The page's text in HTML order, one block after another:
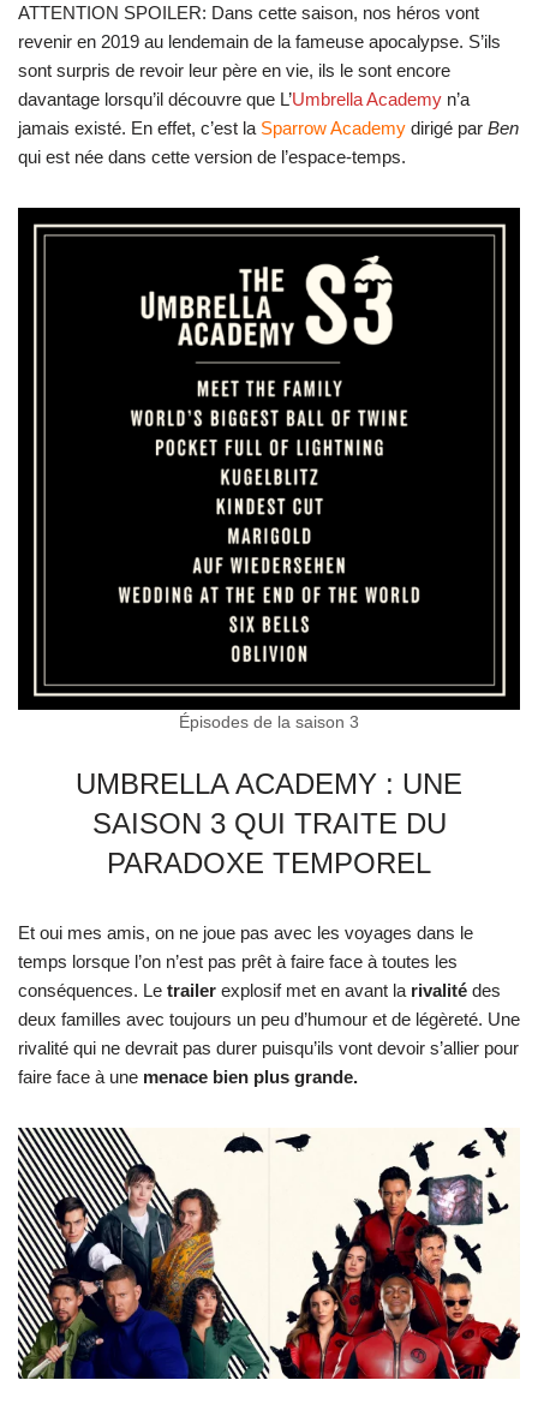
ATTENTION SPOILER: Dans cette saison, nos héros vont
revenir en 2019 au lendemain de la fameuse apocalypse. S’ils
sont surpris de revoir leur père en vie, ils le sont encore
davantage lorsqu’il découvre que L’Umbrella Academy n’a
jamais existé. En effet, c’est la Sparrow Academy dirigé par Ben
qui est née dans cette version de l’espace-temps.
Épisodes de la saison 3
UMBRELLA ACADEMY : UNE
SAISON 3 QUI TRAITE DU
PARADOXE TEMPOREL
Et oui mes amis, on ne joue pas avec les voyages dans le
temps lorsque l’on n’est pas prêt à faire face à toutes les
conséquences. Le trailer explosif met en avant la rivalité des
deux familles avec toujours un peu d’humour et de légèreté. Une
rivalité qui ne devrait pas durer puisqu’ils vont devoir s’allier pour
faire face à une menace bien plus grande.